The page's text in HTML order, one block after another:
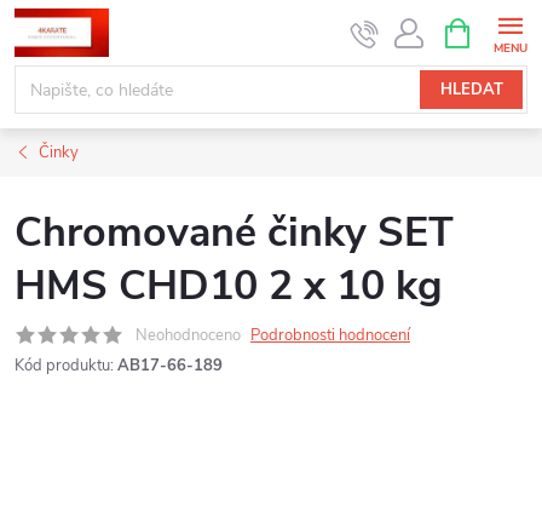
Přejít
na
obsah
HLEDAT
NÁKUPNÍ
KOŠÍK
Činky
Chromované činky SET
HMS CHD10 2 x 10 kg
Neohodnoceno Podrobnosti hodnocení
Kód produktu: AB17-66-189